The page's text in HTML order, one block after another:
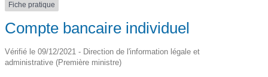
Fiche pratique
Compte bancaire individuel
Vérifié le 09/12/2021 - Direction de l'information légale et
administrative (Première ministre)